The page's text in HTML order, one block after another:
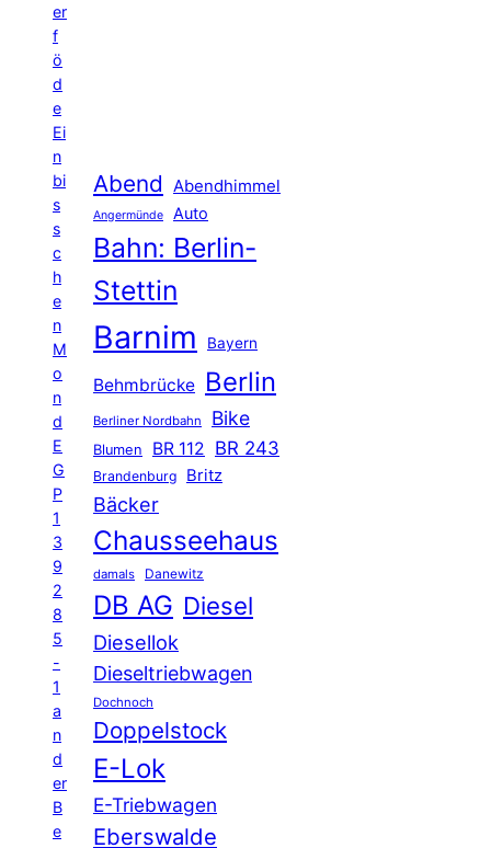
er
f
ö
d
e
Ei
n
bi
s
s
c
h
e
n
M
o
n
d
E
G
P
1
3
9
2
8
5
-
1
a
n
d
er
B
e
Abend Abendhimmel
Angermünde Auto
Bahn: Berlin-
Stettin
Barnim Bayern
Behmbrücke Berlin
Berliner Nordbahn Bike
Blumen BR 112 BR 243
Brandenburg Britz
Bäcker
Chausseehaus
damals Danewitz
DB AG Diesel
Diesellok
Dieseltriebwagen
Dochnoch
Doppelstock
E-Lok
E-Triebwagen
Eberswalde